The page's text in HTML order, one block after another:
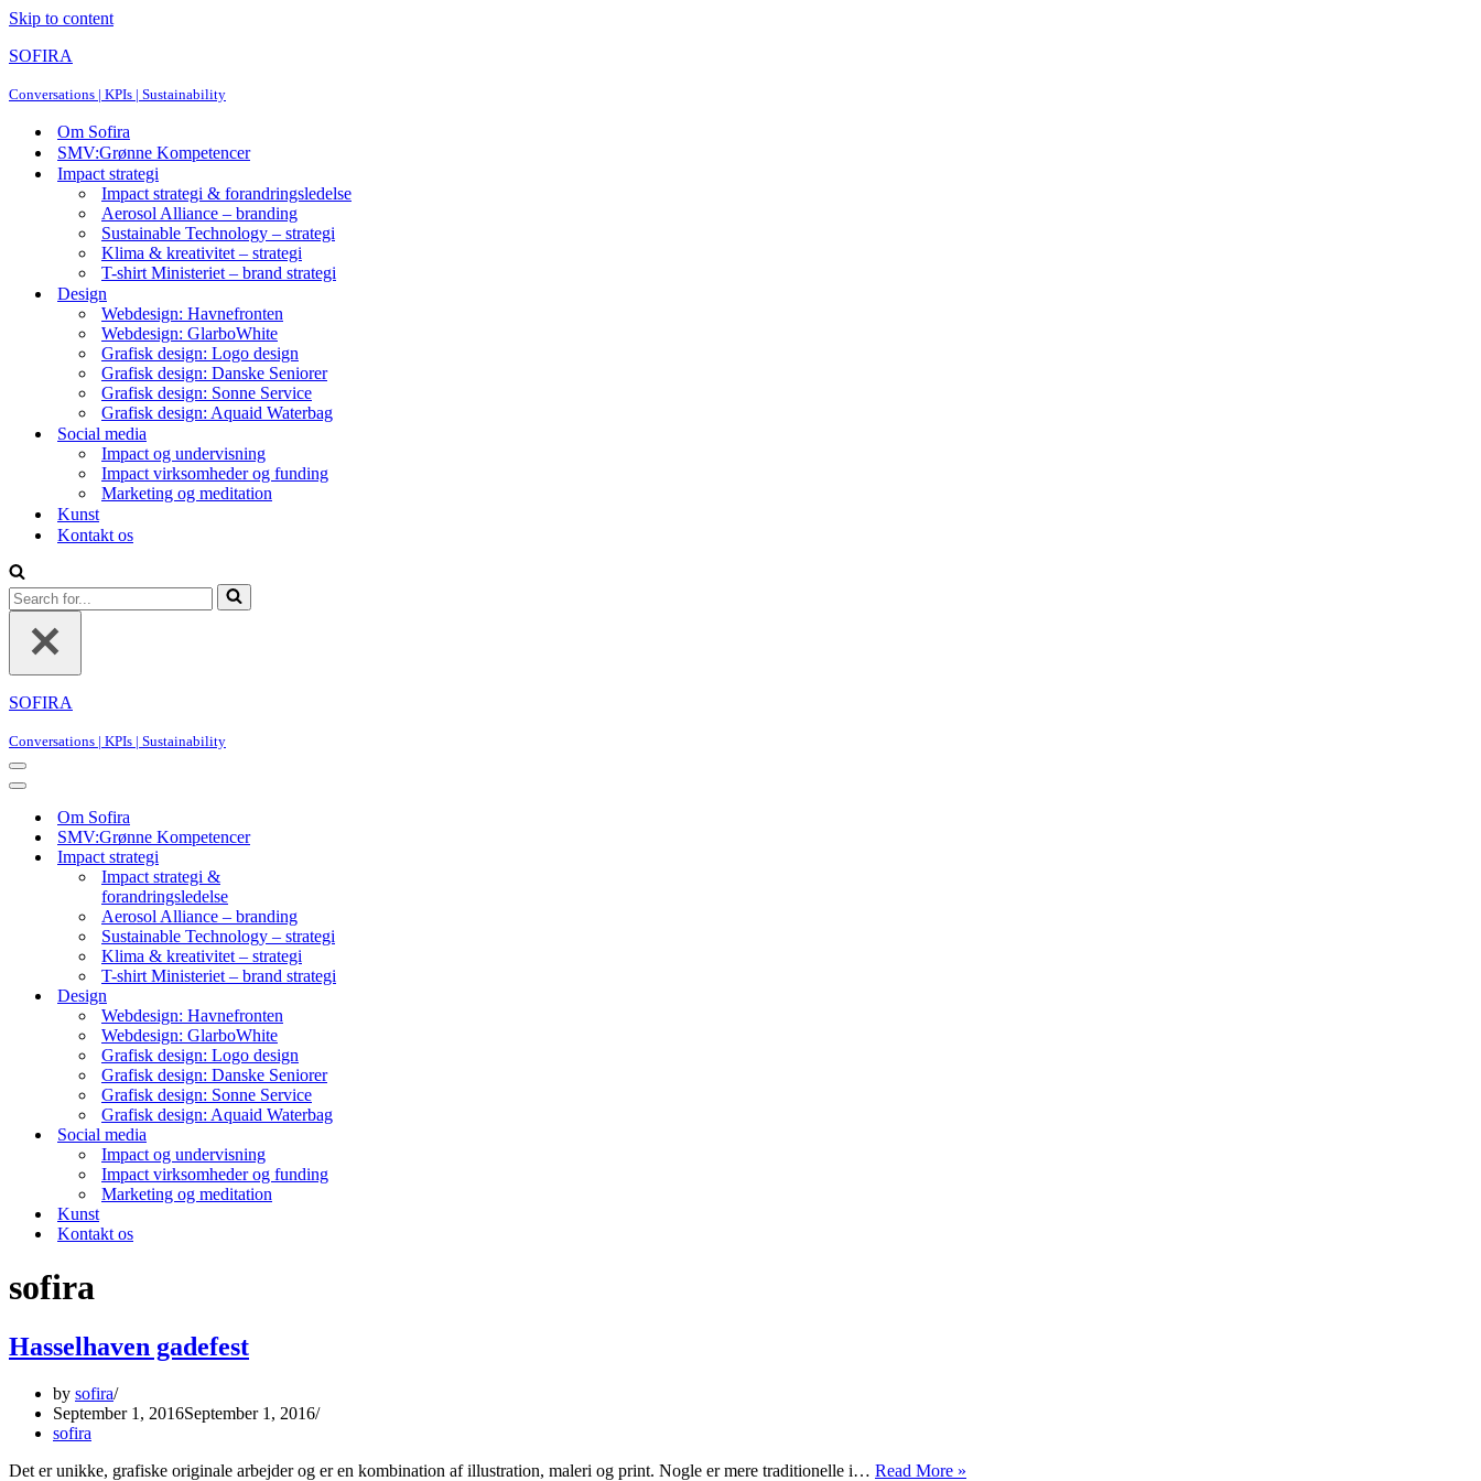
Skip to content
SOFIRA
Conversations | KPIs | Sustainability
Om Sofira
SMV:Grønne Kompetencer
Impact strategi
Impact strategi & forandringsledelse
Aerosol Alliance – branding
Sustainable Technology – strategi
Klima & kreativitet – strategi
T-shirt Ministeriet – brand strategi
Design
Webdesign: Havnefronten
Webdesign: GlarboWhite
Grafisk design: Logo design
Grafisk design: Danske Seniorer
Grafisk design: Sonne Service
Grafisk design: Aquaid Waterbag
Social media
Impact og undervisning
Impact virksomheder og funding
Marketing og meditation
Kunst
Kontakt os
Search
for...
SOFIRA
Conversations | KPIs | Sustainability
Navigation
Menu
Navigation
Om Sofira
SMV:Grønne Kompetencer
Impact strategi
Impact strategi &
forandringsledelse
Aerosol Alliance – branding
Sustainable Technology – strategi
Klima & kreativitet – strategi
T-shirt Ministeriet – brand strategi
Design
Webdesign: Havnefronten
Webdesign: GlarboWhite
Grafisk design: Logo design
Grafisk design: Danske Seniorer
Grafisk design: Sonne Service
Grafisk design: Aquaid Waterbag
Social media
Impact og undervisning
Impact virksomheder og funding
Marketing og meditation
Kunst
Kontakt os
sofira
Hasselhaven gadefest
by sofira
September 1, 2016September 1, 2016
sofira
Det er unikke, grafiske originale arbejder og er en kombination af illustration, maleri og print. Nogle er mere traditionelle i… Read More »